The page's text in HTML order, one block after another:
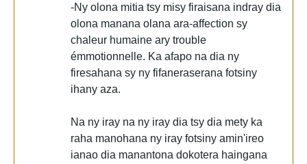
-Ny olona mitia tsy misy firaisana indray dia
olona manana olana ara-affection sy
chaleur humaine ary trouble
émmotionnelle. Ka afapo na dia ny
firesahana sy ny fifaneraserana fotsiny
ihany aza.
Na ny iray na ny iray dia tsy dia mety ka
raha manohana ny iray fotsiny amin'ireo
ianao dia manantona dokotera haingana